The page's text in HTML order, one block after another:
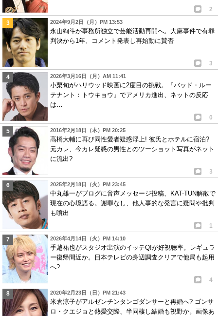
2
2024年9月2日（月）PM 13:53
永山絢斗が事務所独立で芸能活動再開へ。大麻事件で有罪
判決から1年、コメント発表し再始動に賛否
3
2026年3月16日（月）AM 11:41
小栗旬がハリウッド映画に2度目の挑戦。『バッド・ルー
テナント：トウキョウ』でアメリカ進出、ネットの反応
は…
0
2016年2月18日（木）PM 20:25
高橋大輔に再び同性愛者疑惑浮上! 彼氏とホテルに宿泊?
元カレ、今カレ疑惑の男性とのツーショット写真がネット
に流出?
3
2025年2月18日（火）PM 23:45
中丸雄一がブログに音声メッセージ投稿、KAT-TUN解散で
現在の心境語る。謝罪なし、他人事的な発言に疑問や批判
も噴出
1
2026年4月14日（火）PM 14:10
手越祐也がスタジオ出演のイッテQ!が好視聴率。レギュラ
ー復帰間近か。日本テレビの身辺調査クリアで他局も起用
へ?
4
2020年2月23日（日）PM 21:43
米倉涼子がアルゼンチンタンゴダンサーと再婚へ? ゴンサ
ロ・クエジョと熱愛交際、半同棲し結婚も視野か。画像あ